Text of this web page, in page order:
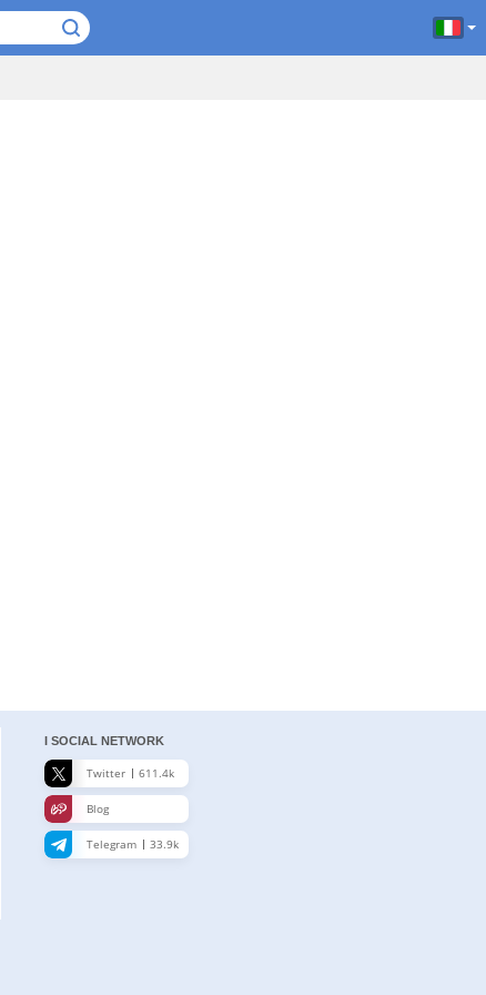
I SOCIAL NETWORK
Twitter 611.4k
Blog
Telegram 33.9k